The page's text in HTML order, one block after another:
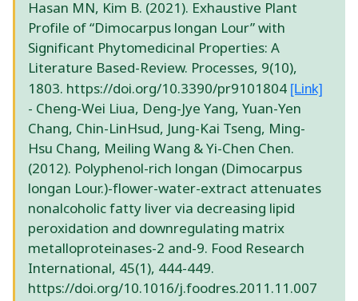
Hasan MN, Kim B. (2021). Exhaustive Plant
Profile of “Dimocarpus longan Lour” with
Significant Phytomedicinal Properties: A
Literature Based-Review. Processes, 9(10),
1803. https://doi.org/10.3390/pr9101804 [Link]
- Cheng-Wei Liua, Deng-Jye Yang, Yuan-Yen
Chang, Chin-LinHsud, Jung-Kai Tseng, Ming-
Hsu Chang, Meiling Wang & Yi-Chen Chen.
(2012). Polyphenol-rich longan (Dimocarpus
longan Lour.)-flower-water-extract attenuates
nonalcoholic fatty liver via decreasing lipid
peroxidation and downregulating matrix
metalloproteinases-2 and-9. Food Research
International, 45(1), 444-449.
https://doi.org/10.1016/j.foodres.2011.11.007